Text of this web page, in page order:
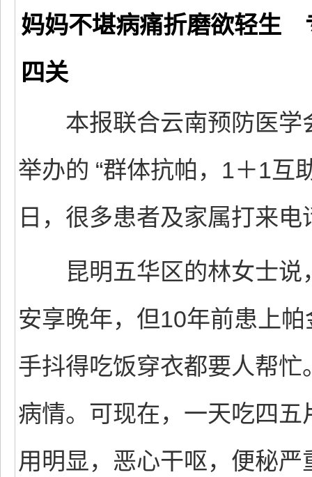
妈妈不堪病痛折磨欲轻生
四关
本报联合云南预防医学
举办的 “群体抗帕，1＋1互
日，很多患者及家属打来
昆明五华区的林女士说
安享晚年，但10年前患上
手抖得吃饭穿衣都要人帮
病情。可现在，一天吃四
用明显，恶心干呕，便秘